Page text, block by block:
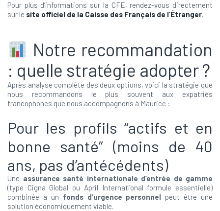
Pour plus d’informations sur la CFE, rendez-vous directement
sur le site officiel de la Caisse des Français de l’Étranger.
Notre recommandation
: quelle stratégie adopter ?
Après analyse complète des deux options, voici la stratégie que
nous recommandons le plus souvent aux expatriés
francophones que nous accompagnons à Maurice :
Pour les profils “actifs et en
bonne santé” (moins de 40
ans, pas d’antécédents)
Une assurance santé internationale d’entrée de gamme
(type Cigna Global ou April International formule essentielle)
combinée à un fonds d’urgence personnel peut être une
solution économiquement viable.